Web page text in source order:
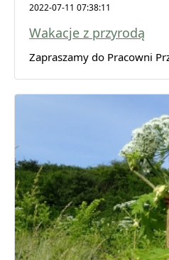
2022-07-11 07:38:11
Wakacje z przyrodą
Zapraszamy do Pracowni